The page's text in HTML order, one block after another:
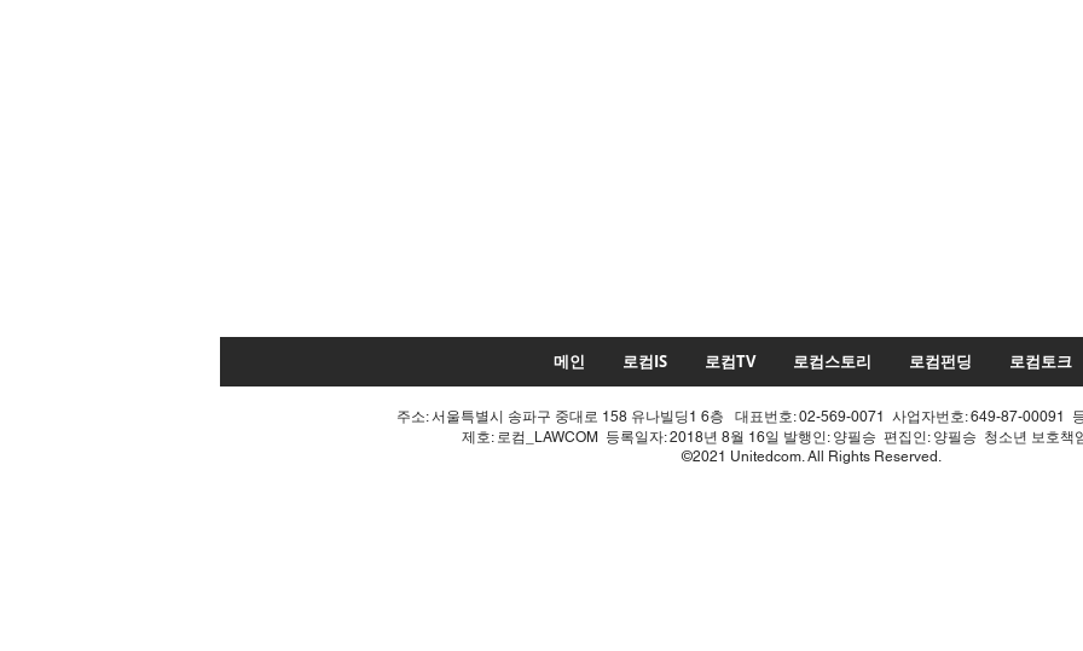
메인 로컴IS 로컴TV 로컴스토리 로컴펀딩 로컴토크
주소: 서울특별시 송파구 중대로 158 유나빌딩1 6층 대표번호: 02-569-0071 사업자번호: 649-87-00091
제호: 로컴_LAWCOM 등록일자: 2018년 8월 16일 발행인: 양필승 편집인: 양필승 청소년 보호
©2021 Unitedcom. All Rights Reserved.